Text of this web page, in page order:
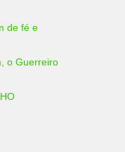
de fé e
o Guerreiro